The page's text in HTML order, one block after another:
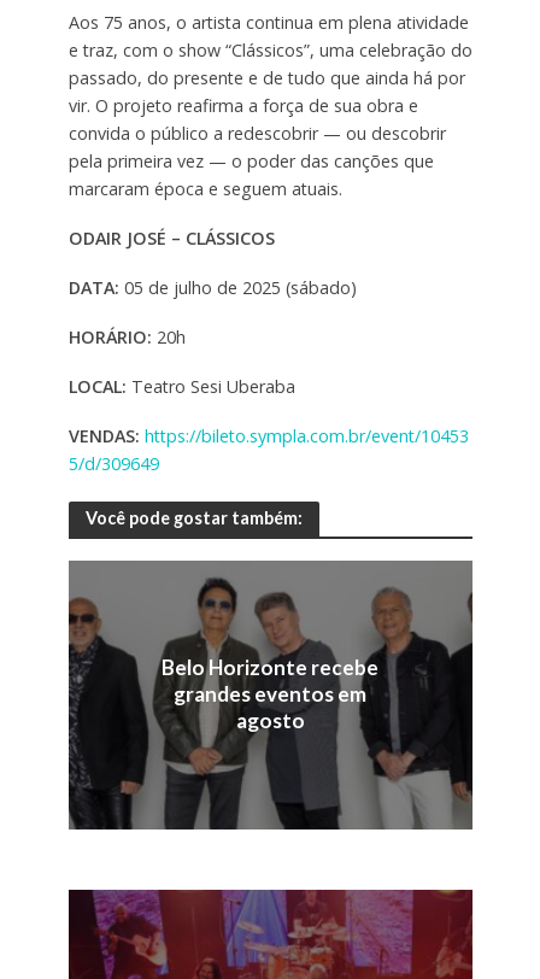
Aos 75 anos, o artista continua em plena atividade
e traz, com o show “Clássicos”, uma celebração do
passado, do presente e de tudo que ainda há por
vir. O projeto reafirma a força de sua obra e
convida o público a redescobrir — ou descobrir
pela primeira vez — o poder das canções que
marcaram época e seguem atuais.
ODAIR JOSÉ – CLÁSSICOS
DATA: 05 de julho de 2025 (sábado)
HORÁRIO: 20h
LOCAL: Teatro Sesi Uberaba
VENDAS: https://bileto.sympla.com.br/event/10453
5/d/309649
Você pode gostar também:
Belo Horizonte recebe
grandes eventos em
agosto